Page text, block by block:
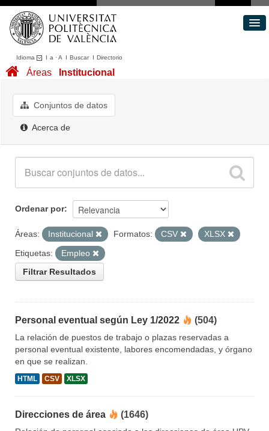
Idioma I a ·A I BuscarI Directorio
Conjuntos de datos
Acerca de
Áreas Institucional
Conjuntos de datos
Acerca de
Ordenar por
Áreas: Institucional Formatos: CSV
XLSX
Etiquetas:
Empleo
Filtrar Resultados
Personal eventual según Ley 1/2022 (504)
La relación de puestos de trabajo o plazas reservadas a
personal eventual existente, labores encomendadas, y órgano
en que se realizan.
HTML CSV XLSX
Direcciones de área (1646)